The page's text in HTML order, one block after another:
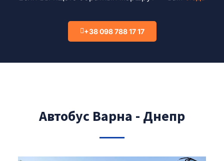
+38 098 788 17 17
Автобус Варна - Днепр